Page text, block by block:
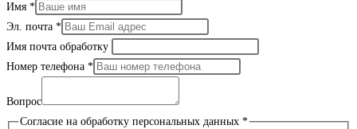
Имя *
Эл. почта *
Имя почта обработку
Номер телефона *
Вопрос
Согласие на обработку персональных данных *